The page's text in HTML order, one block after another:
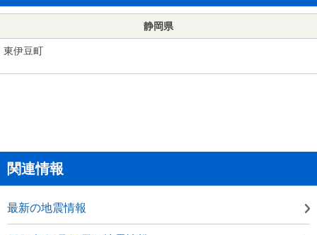
静岡県
東伊豆町
関連情報
最新の地震情報